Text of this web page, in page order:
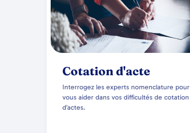
Cotation d'acte
Interrogez les experts nomenclature pour
vous aider dans vos difficultés de cotation
d’actes.